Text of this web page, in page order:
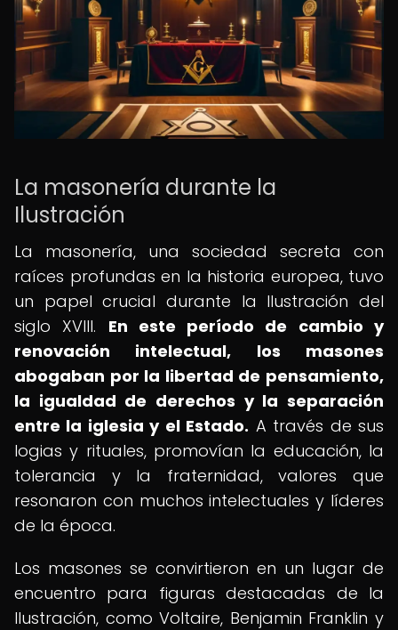
La masonería durante la
Ilustración
La masonería, una sociedad secreta con
raíces profundas en la historia europea, tuvo
un papel crucial durante la Ilustración del
siglo XVIII. En este período de cambio y
renovación intelectual, los masones
abogaban por la libertad de pensamiento,
la igualdad de derechos y la separación
entre la iglesia y el Estado. A través de sus
logias y rituales, promovían la educación, la
tolerancia y la fraternidad, valores que
resonaron con muchos intelectuales y líderes
de la época.
Los masones se convirtieron en un lugar de
encuentro para figuras destacadas de la
Ilustración, como Voltaire, Benjamin Franklin y